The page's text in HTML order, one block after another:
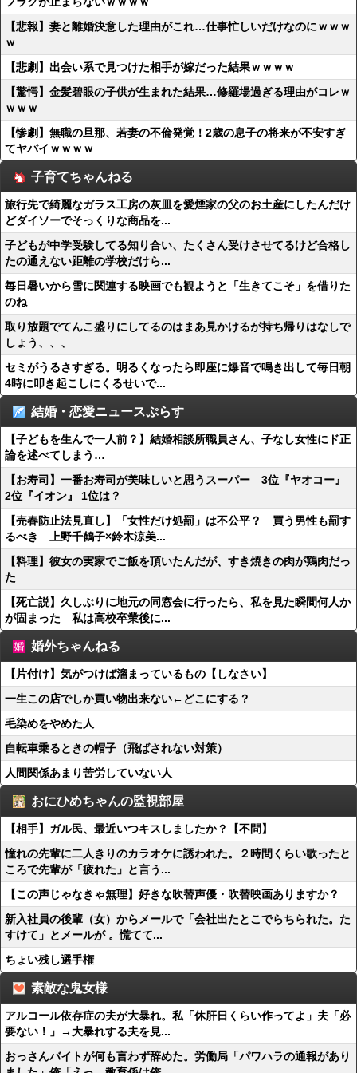
【悲報】妻と離婚決意した理由がこれ…仕事忙しいだけなのにｗｗｗ
ｗ
【悲劇】出会い系で見つけた相手が嫁だった結果ｗｗｗｗ
【驚愕】金髪碧眼の子供が生まれた結果…修羅場過ぎる理由がコレｗ
ｗｗｗ
【惨劇】無職の旦那、若妻の不倫発覚！2歳の息子の将来が不安すぎ
てヤバイｗｗｗｗ
子育てちゃんねる
旅行先で綺麗なガラス工房の灰皿を愛煙家の父のお土産にしたんだけ
どダイソーでそっくりな商品を...
子どもが中学受験してる知り合い、たくさん受けさせてるけど合格し
たの通えない距離の学校だけら...
毎日暑いから雪に関連する映画でも観ようと「生きてこそ」を借りた
のね
取り放題でてんこ盛りにしてるのはまあ見かけるが持ち帰りはなしで
しょう、、、
セミがうるさすぎる。明るくなったら即座に爆音で鳴き出して毎日朝
4時に叩き起こしにくるせいで...
結婚・恋愛ニュースぷらす
【子どもを生んで一人前？】結婚相談所職員さん、子なし女性にド正
論を述べてしまう…
【お寿司】一番お寿司が美味しいと思うスーパー 3位『ヤオコー』
2位『イオン』 1位は？
【売春防止法見直し】「女性だけ処罰」は不公平？ 買う男性も罰す
るべき 上野千鶴子×鈴木涼美...
【料理】彼女の実家でご飯を頂いたんだが、すき焼きの肉が鶏肉だっ
た
【死亡説】久しぶりに地元の同窓会に行ったら、私を見た瞬間何人か
が固まった 私は高校卒業後に...
婚外ちゃんねる
【片付け】気がつけば溜まっているもの【しなさい】
一生この店でしか買い物出来ない←どこにする？
毛染めをやめた人
自転車乗るときの帽子（飛ばされない対策）
人間関係あまり苦労していない人
おにひめちゃんの監視部屋
【相手】ガル民、最近いつキスしましたか？【不問】
憧れの先輩に二人きりのカラオケに誘われた。２時間くらい歌ったと
ころで先輩が「疲れた」と言う...
【この声じゃなきゃ無理】好きな吹替声優・吹替映画ありますか？
新入社員の後輩（女）からメールで「会社出たとこでらちられた。た
すけて」とメールが 。慌てて...
ちょい残し選手権
素敵な鬼女様
アルコール依存症の夫が大暴れ。私「休肝日くらい作ってよ」夫「必
要ない！」→大暴れする夫を見...
おっさんバイトが何も言わず辞めた。労働局「パワハラの通報があり